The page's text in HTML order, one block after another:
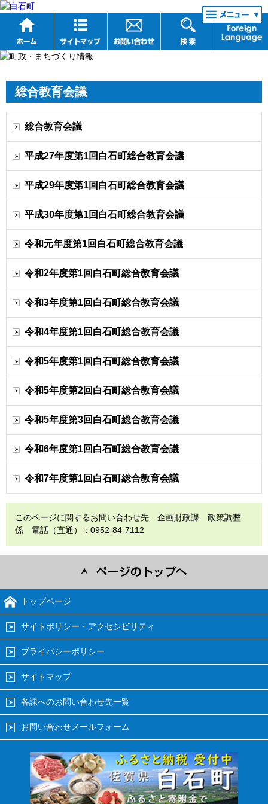
リンク集
総合教育会議
総合教育会議
平成27年度第1回白石町総合教育会議
平成29年度第1回白石町総合教育会議
平成30年度第1回白石町総合教育会議
令和元年度第1回白石町総合教育会議
令和2年度第1回白石町総合教育会議
令和3年度第1回白石町総合教育会議
令和4年度第1回白石町総合教育会議
令和5年度第1回白石町総合教育会議
令和5年度第2回白石町総合教育会議
令和5年度第3回白石町総合教育会議
令和6年度第1回白石町総合教育会議
令和7年度第1回白石町総合教育会議
このページに関するお問い合わせ先 企画財政課 政策調整
係 電話（直通）：0952-84-7112
トップページ
サイトポリシー・アクセシビリティ
プライバシーポリシー
サイトマップ
各課へのお問い合わせ先一覧
お問い合わせメールフォーム